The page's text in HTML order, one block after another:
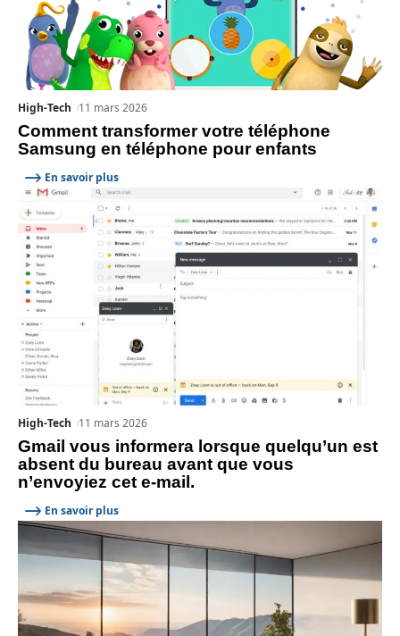
Comment transformer votre téléphone
Samsung en téléphone pour enfants
High-Tech 11 mars 2026
En savoir plus
Gmail vous informera lorsque quelqu’un est
absent du bureau avant que vous
n’envoyiez cet e-mail.
High-Tech 11 mars 2026
En savoir plus